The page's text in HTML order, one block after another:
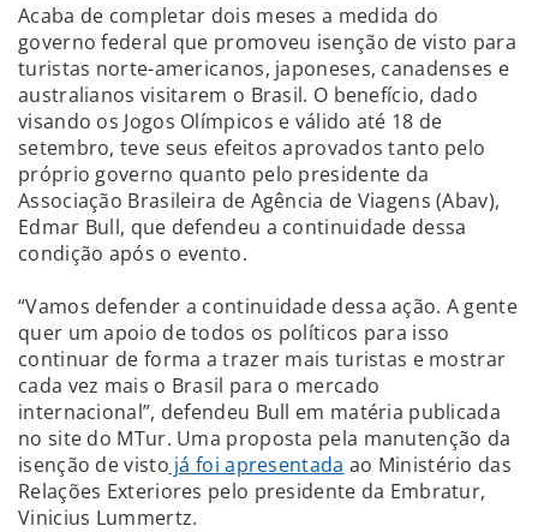
Acaba de completar dois meses a medida do
governo federal que promoveu isenção de visto para
turistas norte-americanos, japoneses, canadenses e
australianos visitarem o Brasil. O benefício, dado
visando os Jogos Olímpicos e válido até 18 de
setembro, teve seus efeitos aprovados tanto pelo
próprio governo quanto pelo presidente da
Associação Brasileira de Agência de Viagens (Abav),
Edmar Bull, que defendeu a continuidade dessa
condição após o evento.
“Vamos defender a continuidade dessa ação. A gente
quer um apoio de todos os políticos para isso
continuar de forma a trazer mais turistas e mostrar
cada vez mais o Brasil para o mercado
internacional”, defendeu Bull em matéria publicada
no site do MTur. Uma proposta pela manutenção da
isenção de visto já foi apresentada ao Ministério das
Relações Exteriores pelo presidente da Embratur,
Vinicius Lummertz.